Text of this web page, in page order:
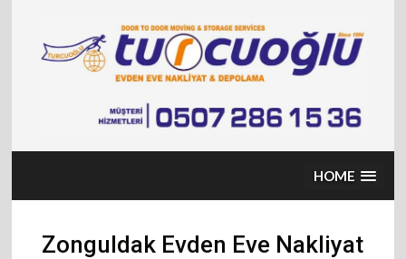
HOME
Zonguldak Evden Eve Nakliyat